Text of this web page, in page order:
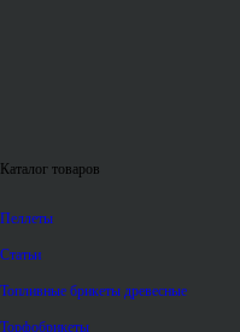
Каталог товаров
Пеллеты
Статьи
Топливные брикеты древесные
Торфобрикеты